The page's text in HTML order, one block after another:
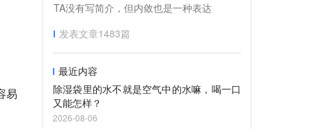
易
TA没有写简介，但内敛也是一种表达
发表文章1483篇
最近内容
除湿袋里的水不就是空气中的水嘛，喝一口
又能怎样？
2026-08-06